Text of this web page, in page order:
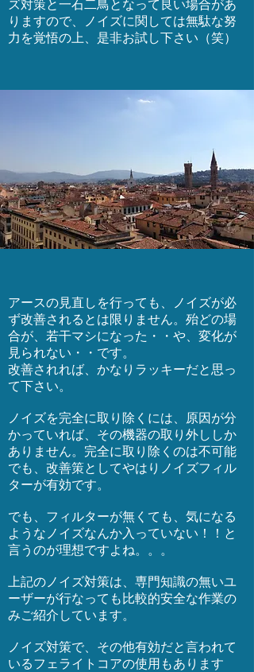
ズ対策と一石二鳥となって良い場合があ
りますので、ノイズに関しては無駄な努
力を覚悟の上、是非お試し下さい（笑）
アースの見直しを行っても、ノイズが必
ず改善されるとは限りません。殆どの場
合が、若干マシになった・・や、変化が
見られない・・です。
改善されれば、かなりラッキーだと思っ
て下さい。
ノイズを完全に取り除くには、原因が分
かっていれば、その機器の取り外ししか
ありません。完全に取り除くのは不可能
でも、改善策としてやはりノイズフィル
ターが有効です。
でも、フィルターが無くても、気になる
ようなノイズなんか入っていない！！と
言うのが理想ですよね。。。
上記のノイズ対策は、専門知識の無いユ
ーザーが行なっても比較的安全な作業の
みご紹介しています。
ノイズ対策で、その他有効だと言われて
いるフェライトコアの使用もあります